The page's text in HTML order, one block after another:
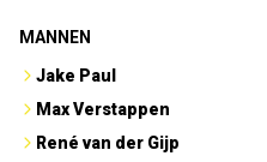
MANNEN
Jake Paul
Max Verstappen
René van der Gijp